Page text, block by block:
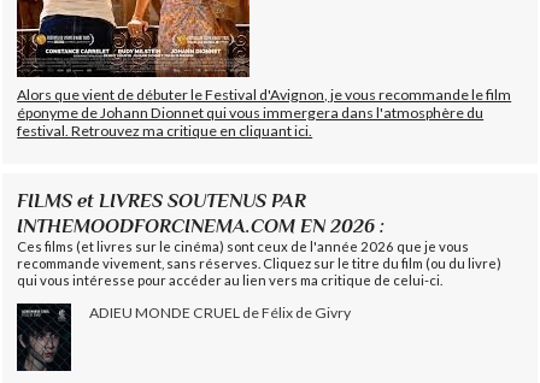
Alors que vient de débuter le Festival d'Avignon, je vous recommande le film
éponyme de Johann Dionnet qui vous immergera dans l'atmosphère du
festival. Retrouvez ma critique en cliquant ici.
FILMS et LIVRES SOUTENUS PAR
INTHEMOODFORCINEMA.COM EN 2026 :
Ces films (et livres sur le cinéma) sont ceux de l'année 2026 que je vous
recommande vivement, sans réserves. Cliquez sur le titre du film (ou du livre)
qui vous intéresse pour accéder au lien vers ma critique de celui-ci.
ADIEU MONDE CRUEL de Félix de Givry